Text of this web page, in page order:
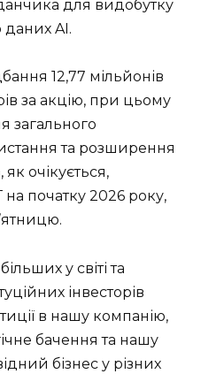
для видобутку
даних AI.
12,77 мільйонів
за акцію, при цьому
загального
та розширення
очікується,
на початку 2026 року,
у світі та
інвесторів
в нашу компанію,
бачення та нашу
бізнес у різних